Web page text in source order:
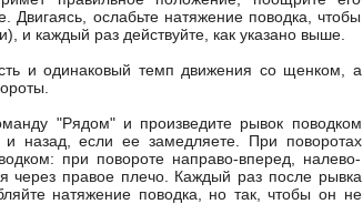
ослабьте натяжение поводка, чтобы
и каждый раз действуйте, как указано выше.
и одинаковый темп движения со щенком, а
"Рядом" и произведите рывок поводком
и назад, если ее замедляете. При поворотах
при повороте направо-вперед, налево-
через правое плечо. Каждый раз после рывка
натяжение поводка, но так, чтобы он не